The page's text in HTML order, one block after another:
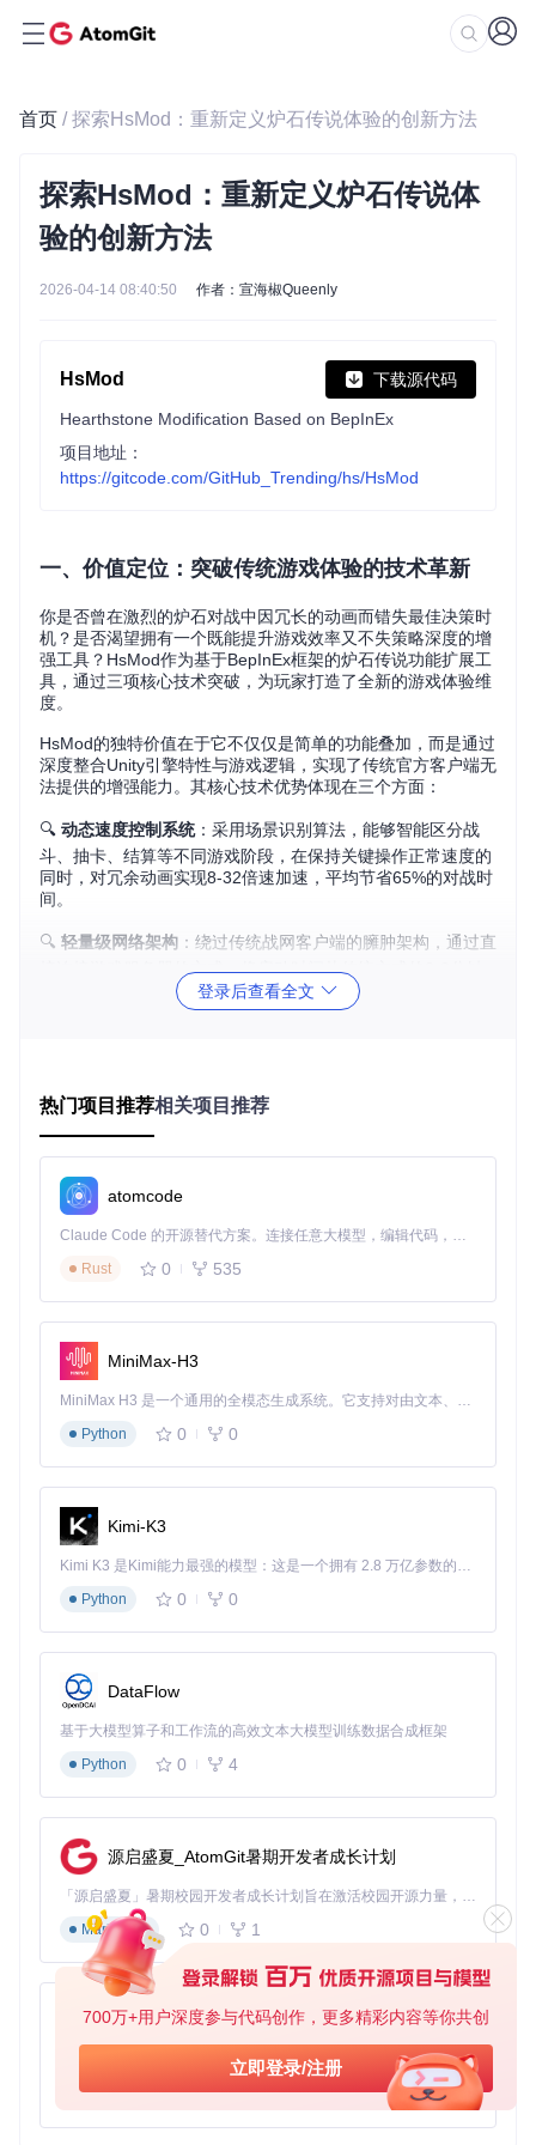
700万+用户深度参与代码创作，更多精彩内容等你共创
立即登录/注册
首页 / 探索HsMod：重新定义炉石传说体验的创新方法
探索HsMod：重新定义炉石传说体
验的创新方法
2026-04-14 08:40:50 作者：宣海椒Queenly
HsMod 下载源代码
Hearthstone Modification Based on BepInEx
项目地址：
https://gitcode.com/GitHub_Trending/hs/HsMod
一、价值定位：突破传统游戏体验的技术革新
你是否曾在激烈的炉石对战中因冗长的动画而错失最佳决策时
机？是否渴望拥有一个既能提升游戏效率又不失策略深度的增
强工具？HsMod作为基于BepInEx框架的炉石传说功能扩展工
具，通过三项核心技术突破，为玩家打造了全新的游戏体验维
度。
HsMod的独特价值在于它不仅仅是简单的功能叠加，而是通过
深度整合Unity引擎特性与游戏逻辑，实现了传统官方客户端无
法提供的增强能力。其核心技术优势体现在三个方面：
🔍 动态速度控制系统：采用场景识别算法，能够智能区分战
斗、抽卡、结算等不同游戏阶段，在保持关键操作正常速度的
同时，对冗余动画实现8-32倍速加速，平均节省65%的对战时
间。
🔍 轻量级网络架构 ：绕过传统战网客户端的臃肿架构，通过直
接连接游戏服务器的方式，将启动时间从传统方式的2-3分钟
压缩至30秒以内，同时降低40%的内存占用。
与同类工具相比，HsMod展现出显著优势：它既不像简单的内
存修改工具那样存在账号安全风险，也不同于功能单一的脚本
工具，而是提供了一个安全、稳定且可扩展的完整解决方案。
其模块化设计确保了功能更新无需重新编译整个项目，用户可
以根据需求灵活启用或禁用特定功能。
二、场景应用：为不同玩家打造的个性化解决方
案
场景一：时间紧张的休闲玩家
用户场景
间内完成更多对战。
解决方案：启用智能加速模式，自动调节游戏速度。
实施步骤：
准备工作：确保HsMod已正确安装并运行
实施步骤
启动炉石传说，按F1打开HsMod设置面板
在"速度控制"标签中，勾选"智能加速"选项
验证方法：进行一场对战，观察非战斗阶段（如抽卡、法
正常速度
场景二：追求竞技实力的进阶玩家
解决方案：启用对战统计与卡组分析功能。
实施步骤：
准备工作
：确保Web服务已启动（默认端口58744）
实施步骤
：
在游戏内按F2打开高级设置
启用"对战数据记录"和"卡组分析"选项
打开浏览器访问http://localhost:58744
登录后查看全文
热门项目推荐相关项目推荐
atomcode
Claude Code 的开源替代方案。连接任意大模型，编辑代码，运行命令，自动验证 — 全自动执行。用 Rust 构建，极致性能。 ｜ An open-source alternative to Claude Code. Connect any LLM, edit code, run commands, and verify changes — autonomously. Built in Rust for speed. Get Started
Rust
0 535
MiniMax-H3
MiniMax H3 是一个通用的全模态生成系统。它支持对由文本、图像、视频和音频组成的多模态上下文进行统一理解，并能生成分辨率高达 2K、时长可达 15 秒的带原生立体声音频的视频。得益于面向任务泛化的系统设计，H3 在预训练阶段就已具备广泛的多模态上下文理解与生成能力，能够出色地执行复杂的多模态指令。
Python
0 0
Kimi-K3
Kimi K3 是Kimi能力最强的模型：这是一个拥有 2.8 万亿参数的混合专家（MoE）模型，具备原生视觉理解能力，并支持 100 万 token 的上下文窗口。
Python
0 0
DataFlow
基于大模型算子和工作流的高效文本大模型训练数据合成框架
Python
0 4
源启盛夏_AtomGit暑期开发者成长计划
「源启盛夏」暑期校园开发者成长计划旨在激活校园开源力量，通过积分激励、认证扶持、资源倾斜等形式，引导高校组织和开发者完成「入驻 — 建项目 — 做贡献 — 获认证 — 得资源」的完整闭环。无论你是想带领社团入驻平台的组织者，还是希望用代码贡献证明自己的开发者，都能在这里找到属于你的成长路径。
Markdown
0 1
py-xiaozhi
基于Python的Xiaozhi AI，适用于想要完整Xiaozhi体验而无需拥有专用硬件的用户。
Python
0 1